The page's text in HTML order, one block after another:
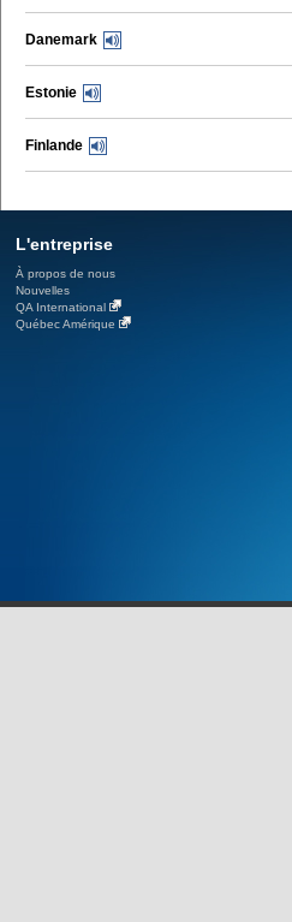
Danemark
Estonie
Finlande
L'entreprise
À propos de nous
Nouvelles
QA International
Québec Amérique